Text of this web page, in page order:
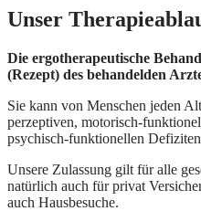
Unser
Die ergotherapeutische
(Rezept) des behandelden
Sie kann von Menschen jeden
perzeptiven, motorisch-
psychisch-funktionellen
Unsere Zulassung gilt für alle
natürlich auch für privat
auch Hausbesuche.